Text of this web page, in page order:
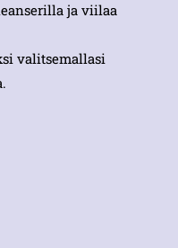
ja viilaa
valitsemallasi